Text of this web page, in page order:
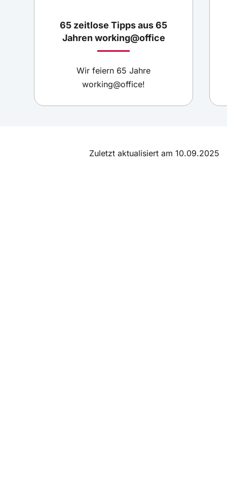
65 zeitlose Tipps aus 65
Jahren working@office
Wir feiern 65 Jahre
working@office!
Zuletzt aktualisiert am 10.09.2025